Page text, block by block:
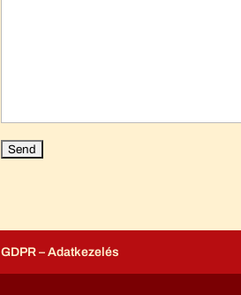
GDPR – Adatkezelés